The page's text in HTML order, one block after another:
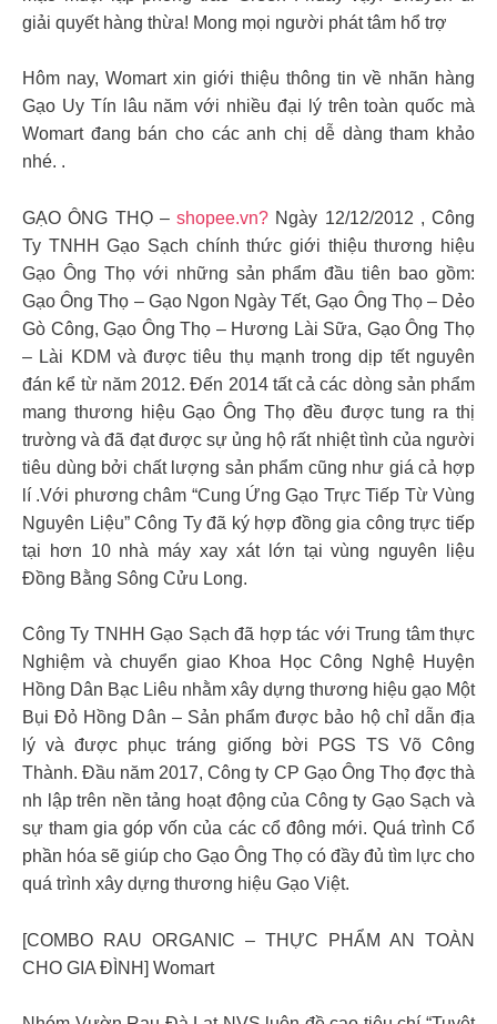
giải quyết hàng thừa! Mong mọi người phát tâm hổ trợ
Hôm nay, Womart xin giới thiệu thông tin về nhãn hàng
Gạo Uy Tín lâu năm với nhiều đại lý trên toàn quốc mà
Womart đang bán cho các anh chị dễ dàng tham khảo
nhé. .
GẠO ÔNG THỌ – shopee.vn? Ngày 12/12/2012 , Công
Ty TNHH Gạo Sạch chính thức giới thiệu thương hiệu
Gạo Ông Thọ với những sản phẩm đầu tiên bao gồm:
Gạo Ông Thọ – Gạo Ngon Ngày Tết, Gạo Ông Thọ – Dẻo
Gò Công, Gạo Ông Thọ – Hương Lài Sữa, Gạo Ông Thọ
– Lài KDM và được tiêu thụ mạnh trong dịp tết nguyên
đán kể từ năm 2012. Đến 2014 tất cả các dòng sản phẩm
mang thương hiệu Gạo Ông Thọ đều được tung ra thị
trường và đã đạt được sự ủng hộ rất nhiệt tình của người
tiêu dùng bởi chất lượng sản phẩm cũng như giá cả hợp
lí .Với phương châm “Cung Ứng Gạo Trực Tiếp Từ Vùng
Nguyên Liệu” Công Ty đã ký hợp đồng gia công trực tiếp
tại hơn 10 nhà máy xay xát lớn tại vùng nguyên liệu
Đồng Bằng Sông Cửu Long.
Công Ty TNHH Gạo Sạch đã hợp tác với Trung tâm thực
Nghiệm và chuyển giao Khoa Học Công Nghệ Huyện
Hồng Dân Bạc Liêu nhằm xây dựng thương hiệu gạo Một
Bụi Đỏ Hồng Dân – Sản phẩm được bảo hộ chỉ dẫn địa
lý và được phục tráng giống bời PGS TS Võ Công
Thành. Đ​ầ​u nă​m 2017, Cô​ng ty CP Gạ​o Ô​ng Thọ​ đ​ợ​c thà​
nh lậ​p trê​n nề​n tả​ng hoạt​ đ​ộn​g củ​a Cô​ng ty Gạ​o Sạ​ch và​
sự​ tham gia góp​ vố​n củ​a cá​c cổ​ đ​ô​ng mớ​i. Quá​ trì​nh Cổ​
phầ​n hóa​ sẽ​ giú​p cho Gạo Ô​ng Thọ​ có​ đ​ầ​y đ​ủ​ tì​m lự​c cho
quá​ trì​nh xâ​y dự​ng thươn​g hiệ​u Gạ​o Việ​t.
[COMBO RAU ORGANIC – THỰC PHẨM AN TOÀN
CHO GIA ĐÌNH] Womart